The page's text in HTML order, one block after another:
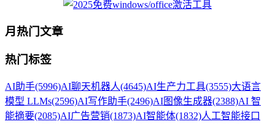
月热门文章
热门标签
AI助手(5996)AI聊天机器人(4645)AI生产力工具(3555)大语言
模型 LLMs(2596)AI写作助手(2496)AI图像生成器(2388)AI 智
能摘要(2085)AI广告营销(1873)AI智能体(1832)人工智能接口